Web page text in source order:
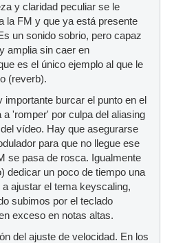
y claridad peculiar se le
la FM y que ya está presente
un sonido sobrio, pero capaz
amplia sin caer en
es el único ejemplo al que le
(reverb).
burcar el punto en el
'romper' por culpa del aliasing
vídeo. Hay que asegurarse
para que no llegue ese
se pasa de rosca. Igualmente
dedicar un poco de tiempo una
ajustar el tema keyscaling,
subimos por el teclado
exceso en notas altas.
del ajuste de velocidad. En los